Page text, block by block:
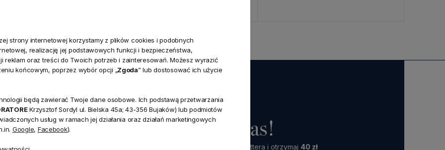
NEWSLETTER
Dołącz do nas!
Zapisz się do naszego Newslettera i otrzymaj 40 zł
strony internetowej korzystamy z plików cookies i podobnych
realizację jej podstawowych funkcji i bezpieczeństwa,
oraz treści do Twoich potrzeb i zainteresowań. Możesz wyrazić
końcowym, poprzez wybór opcji „Zgoda” lub dostosować ich użycie
będą zawierać Twoje dane osobowe. Ich podstawą przetwarzania
Krzysztof Sordyl ul. Bielska 45a; 43-356 Bujaków) lub podmiotów
usług w ramach jej działania oraz działań marketingowych
Google, Facebook).